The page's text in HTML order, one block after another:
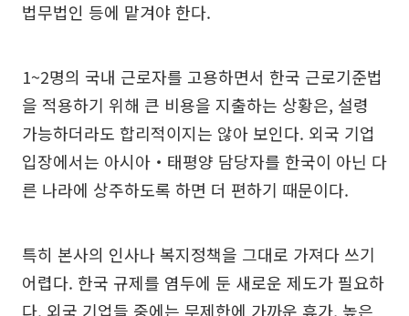
법무법인 등에 맡겨야 한다.
1~2명의 국내 근로자를 고용하면서 한국 근로기준법
을 적용하기 위해 큰 비용을 지출하는 상황은, 설령
가능하더라도 합리적이지는 않아 보인다. 외국 기업
입장에서는 아시아‧태평양 담당자를 한국이 아닌 다
른 나라에 상주하도록 하면 더 편하기 때문이다.
특히 본사의 인사나 복지정책을 그대로 가져다 쓰기
어렵다. 한국 규제를 염두에 둔 새로운 제도가 필요하
다. 외국 기업들 중에는 무제한에 가까운 휴가, 높은